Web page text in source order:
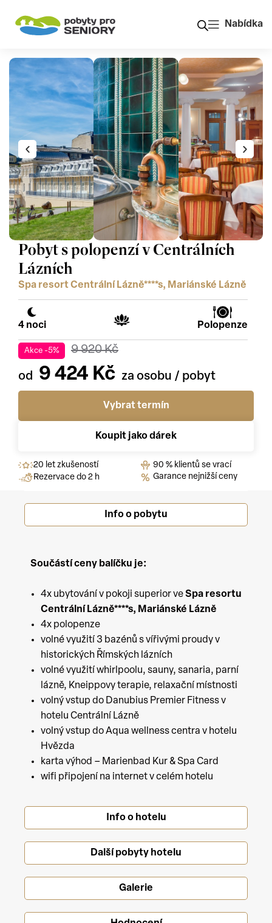
Nabídka
Pobyt s polopenzí v Centrálních
Lázních
Spa resort Centrální Lázně****s, Mariánské Lázně
4 noci Polopenze
Akce -5% 9 920 Kč
9 424 Kč
Vybrat termín
Koupit jako dárek
20 let zkušeností
Rezervace do 2 h
90 % klientů se vrací
Garance nejnižší ceny
Info o pobytu
Součástí ceny balíčku je:
4x ubytování v pokoji superior veSpa resortu
Centrální Lázně****s, Mariánské Lázně
4x polopenze
volné využití 3 bazénů s vířivými proudy v
historických Římských lázních
volné využití whirlpoolu, sauny, sanaria, parní
lázně, Kneippovy terapie, relaxační místnosti
volný vstup do Danubius Premier Fitness v
hotelu Centrální Lázně
volný vstup do Aqua wellness centra v hotelu
Hvězda
karta výhod – Marienbad Kur & Spa Card
wifi připojení na internet v celém hotelu
Info o hotelu
Další pobyty hotelu
Galerie